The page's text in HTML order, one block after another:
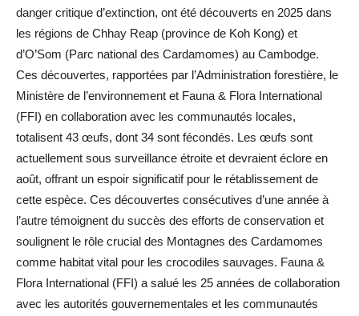
danger critique d’extinction, ont été découverts en 2025 dans
les régions de Chhay Reap (province de Koh Kong) et
d’O’Som (Parc national des Cardamomes) au Cambodge.
Ces découvertes, rapportées par l’Administration forestière, le
Ministère de l’environnement et Fauna & Flora International
(FFI) en collaboration avec les communautés locales,
totalisent 43 œufs, dont 34 sont fécondés. Les œufs sont
actuellement sous surveillance étroite et devraient éclore en
août, offrant un espoir significatif pour le rétablissement de
cette espèce. Ces découvertes consécutives d’une année à
l’autre témoignent du succès des efforts de conservation et
soulignent le rôle crucial des Montagnes des Cardamomes
comme habitat vital pour les crocodiles sauvages. Fauna &
Flora International (FFI) a salué les 25 années de collaboration
avec les autorités gouvernementales et les communautés